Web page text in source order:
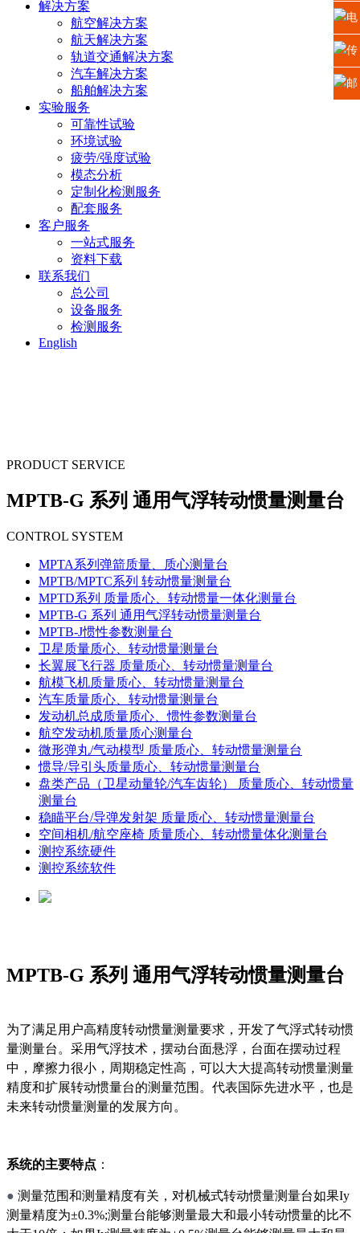
解决方案
航空解决方案
航天解决方案
轨道交通解决方案
汽车解决方案
船舶解决方案
实验服务
可靠性试验
环境试验
疲劳/强度试验
模态分析
定制化检测服务
配套服务
客户服务
一站式服务
资料下载
联系我们
总公司
设备服务
检测服务
English
PRODUCT SERVICE
MPTB-G 系列 通用气浮转动惯量测量台
CONTROL SYSTEM
MPTA系列弹箭质量、质心测量台
MPTB/MPTC系列 转动惯量测量台
MPTD系列 质量质心、转动惯量一体化测量台
MPTB-G 系列 通用气浮转动惯量测量台
MPTB-J惯性参数测量台
卫星质量质心、转动惯量测量台
长翼展飞行器 质量质心、转动惯量测量台
航模飞机质量质心、转动惯量测量台
汽车质量质心、转动惯量测量台
发动机总成质量质心、惯性参数测量台
航空发动机质量质心测量台
微形弹丸/气动模型 质量质心、转动惯量测量台
惯导/导引头质量质心、转动惯量测量台
盘类产品（卫星动量轮/汽车齿轮） 质量质心、转动惯量
测量台
稳瞄平台/导弹发射架 质量质心、转动惯量测量台
空间相机/航空座椅 质量质心、转动惯量体化测量台
测控系统硬件
测控系统软件
MPTB-G 系列 通用气浮转动惯量测量台
为了满足用户高精度转动惯量测量要求，开发了气浮式转动惯
量测量台。采用气浮技术，摆动台面悬浮，台面在摆动过程
中，摩擦力很小，周期稳定性高，可以大大提高转动惯量测量
精度和扩展转动惯量台的测量范围。代表国际先进水平，也是
未来转动惯量测量的发展方向。
系统的主要特点 ：
● 测量范围和测量精度有关，对机械式转动惯量测量台如果Iy
测量精度为±0.3%;测量台能够测量最大和最小转动惯量的比不
址：
江苏
省苏
电
话：
0512-
传
真：
邮